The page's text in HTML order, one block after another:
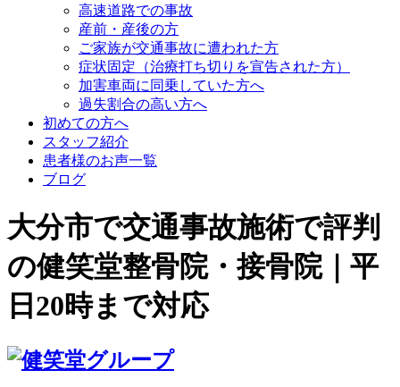
高速道路での事故
産前・産後の方
ご家族が交通事故に遭われた方
症状固定（治療打ち切りを宣告された方）
加害車両に同乗していた方へ
過失割合の高い方へ
初めての方へ
スタッフ紹介
患者様のお声一覧
ブログ
大分市で交通事故施術で評判
の健笑堂整骨院・接骨院｜平
日20時まで対応